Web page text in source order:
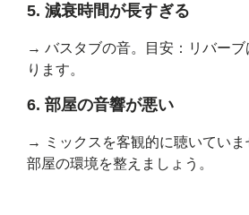
5. 減衰時間が長すぎる
→ バスタブの音。目安：リバー
ります。
6. 部屋の音響が悪い
→ ミックスを客観的に聴いていま
部屋の環境を整えましょう。